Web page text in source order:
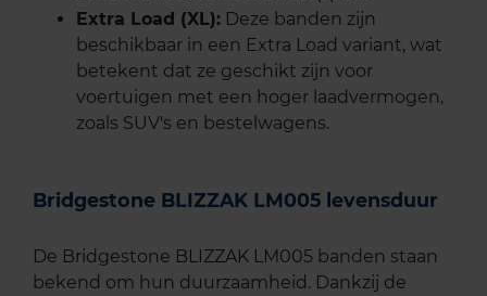
Extra Load (XL): Deze banden zijn
beschikbaar in een Extra Load variant, wat
betekent dat ze geschikt zijn voor
voertuigen met een hoger laadvermogen,
zoals SUV's en bestelwagens.
Bridgestone BLIZZAK LM005 levensduur
De Bridgestone BLIZZAK LM005 banden staan
bekend om hun duurzaamheid. Dankzij de